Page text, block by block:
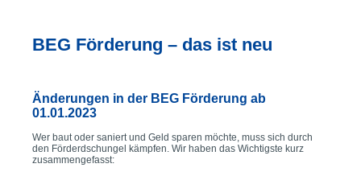
BEG Förderung – das ist neu
Änderungen in der BEG Förderung ab
01.01.2023
Wer baut oder saniert und Geld sparen möchte, muss sich durch
den Förderdschungel kämpfen. Wir haben das Wichtigste kurz
zusammengefasst: